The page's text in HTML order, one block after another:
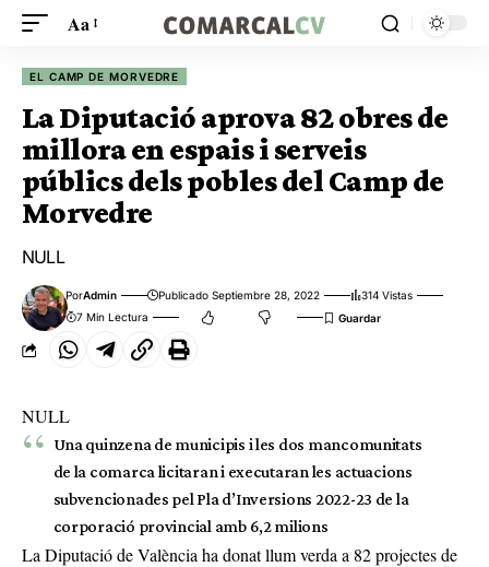
Aa
EL CAMP DE MORVEDRE
La Diputació aprova 82 obres de
millora en espais i serveis
públics dels pobles del Camp de
Morvedre
NULL
PorAdmin Publicado Septiembre 28, 2022
314 Vistas
7 Min Lectura
NULL
Una quinzena de municipis i les dos mancomunitats
de la comarca licitaran i executaran les actuacions
subvencionades pel Pla d’Inversions 2022-23 de la
corporació provincial amb 6,2 milions
La Diputació de València ha donat llum verda a 82 projectes de